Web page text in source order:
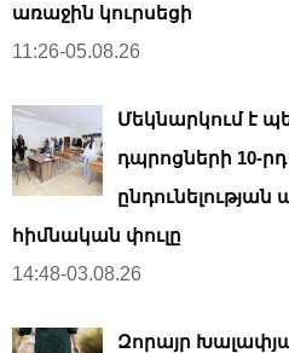
առաջին կուրսեցի
11:26-05.08.26
Մեկնարկում է
դպրոցների 10-
հիմնական փուլը
14:48-03.08.26
Զորայր